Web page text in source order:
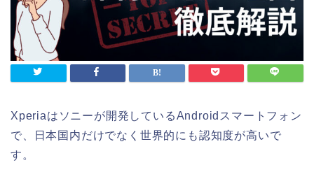
Xperiaはソニーが開発しているAndroidスマートフォン
で、日本国内だけでなく世界的にも認知度が高いで
す。